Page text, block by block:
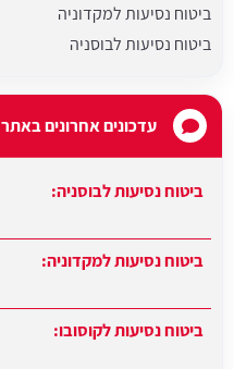
ביטוח נסיעות למקדוניה
ביטוח נסיעות לבוסניה
עדכונים אחרונים באתר
ביטוח נסיעות לבוסניה:
ביטוח נסיעות למקדוניה:
ביטוח נסיעות לקוסובו: